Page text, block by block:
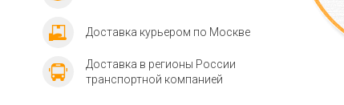
Доставка курьером по Москве
Доставка в регионы России
транспортной компанией